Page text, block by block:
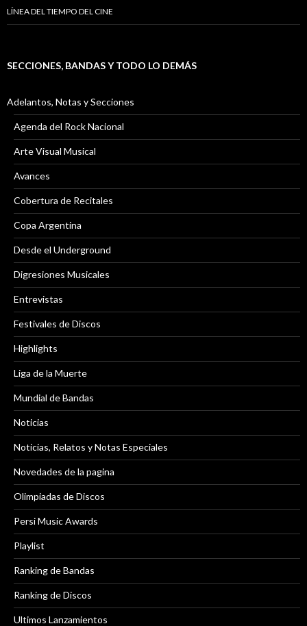
LÍNEA DEL TIEMPO DEL CINE
SECCIONES, BANDAS Y TODO LO DEMÁS
Adelantos, Notas y Secciones
Agenda del Rock Nacional
Arte Visual Musical
Avances
Cobertura de Recitales
Copa Argentina
Desde el Underground
Digresiones Musicales
Entrevistas
Festivales de Discos
Highlights
Liga de la Muerte
Mundial de Bandas
Noticias
Noticias, Relatos y Notas Especiales
Novedades de la pagina
Olimpiadas de Discos
Persi Music Awards
Playlist
Ranking de Bandas
Ranking de Discos
Ultimos Lanzamientos